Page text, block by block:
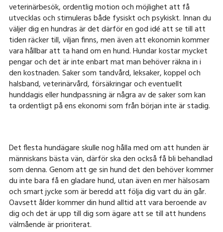
veterinärbesök, ordentlig motion och möjlighet att få
utvecklas och stimuleras både fysiskt och psykiskt. Innan du
väljer dig en hundras är det därför en god idé att se till att
tiden räcker till, viljan finns, men även att ekonomin kommer
vara hållbar att ta hand om en hund. Hundar kostar mycket
pengar och det är inte enbart mat man behöver räkna in i
den kostnaden. Saker som tandvård, leksaker, koppel och
halsband, veterinärvård, försäkringar och eventuellt
hunddagis eller hundpassning är några av de saker som kan
ta ordentligt på ens ekonomi som från början inte är stadig.
Det flesta hundägare skulle nog hålla med om att hunden är
människans bästa vän, därför ska den också få bli behandlad
som denna. Genom att ge sin hund det den behöver kommer
du inte bara få en gladare hund, utan även en mer hälsosam
och smart jycke som är beredd att följa dig vart du än går.
Oavsett ålder kommer din hund alltid att vara beroende av
dig och det är upp till dig som ägare att se till att hundens
välmående är prioriterat.